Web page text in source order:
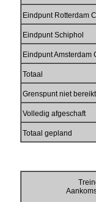
Eindpunt Rotterdam
Eindpunt Schiphol
Eindpunt Amsterdam
Totaal
Grenspunt niet bereikt
Volledig afgeschaft
Totaal gepland